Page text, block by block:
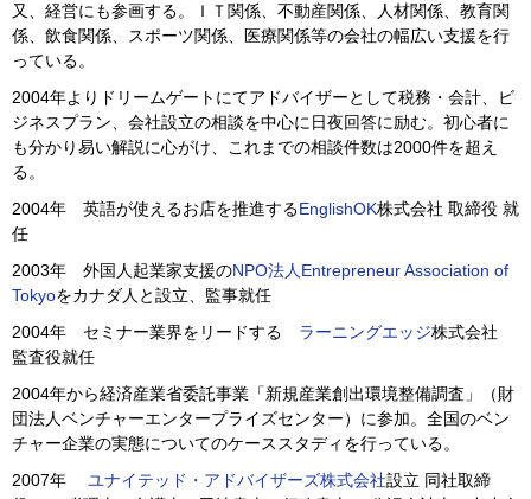
又、経営にも参画する。ＩＴ関係、不動産関係、人材関係、教育関
係、飲食関係、スポーツ関係、医療関係等の会社の幅広い支援を行
っている。
2004年よりドリームゲートにてアドバイザーとして税務・会計、ビ
ジネスプラン、会社設立の相談を中心に日夜回答に励む。初心者に
も分かり易い解説に心がけ、これまでの相談件数は2000件を超え
る。
2004年 英語が使えるお店を推進するEnglishOK株式会社 取締役 就
任
2003年 外国人起業家支援のNPO法人Entrepreneur Association of
Tokyoをカナダ人と設立、監事就任
2004年 セミナー業界をリードする ラーニングエッジ株式会社
監査役就任
2004年から経済産業省委託事業「新規産業創出環境整備調査」（財
団法人ベンチャーエンタープライズセンター）に参加。全国のベン
チャー企業の実態についてのケーススタディを行っている。
2007年 ユナイテッド・アドバイザーズ株式会社設立 同社取締